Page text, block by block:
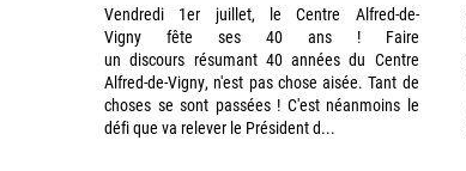
Vendredi 1er juillet, le Centre Alfred-de-
Vigny fête ses 40 ans ! Faire
un discours résumant 40 années du Centre
Alfred-de-Vigny, n'est pas chose aisée. Tant de
choses se sont passées ! C'est néanmoins le
défi que va relever le Président d...